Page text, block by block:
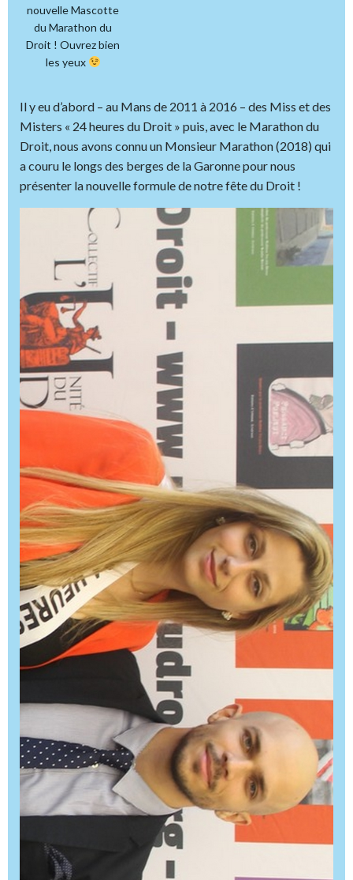
nouvelle Mascotte
du Marathon du
Droit ! Ouvrez bien
les yeux
Il y eu d’abord – au Mans de 2011 à 2016 – des Miss et des
Misters « 24 heures du Droit » puis, avec le Marathon du
Droit, nous avons connu un Monsieur Marathon (2018) qui
a couru le longs des berges de la Garonne pour nous
présenter la nouvelle formule de notre fête du Droit !